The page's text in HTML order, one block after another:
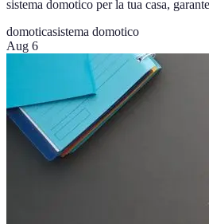
sistema domotico per la tua casa,
domoticasistema domotico
Aug 6